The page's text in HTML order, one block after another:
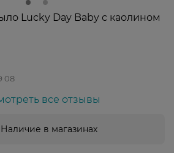
Lucky Day Baby с каолином
08
все отзывы
Наличие в магазинах